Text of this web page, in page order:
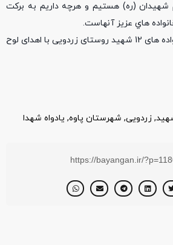
شهيدان (ره) هستيم و هرچه داريم به بركت
هاي عزيز آنهاست.
در پايان این مراسم از خانواده های 12 شهید روستای زردویی با اهدای لوح
, زردویی, شهرستان پاوه, یادواه شهدا
https://bayangan.ir/